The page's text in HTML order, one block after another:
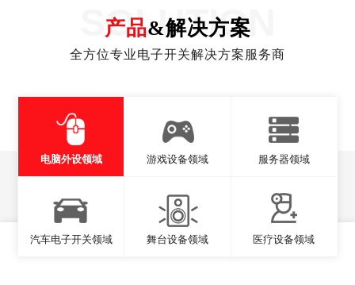
产品&解决方案
SOLUTION
全方位专业电子开关解决方案服务商
电脑外设领域 游戏设备领域 服务器领域
汽车电子开关领域 舞台设备领域 医疗设备领域